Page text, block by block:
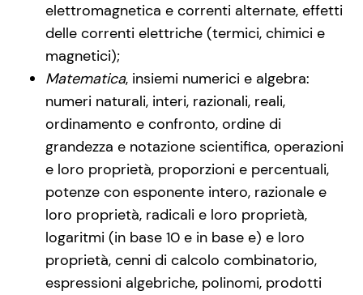
elettromagnetica e correnti alternate, effetti
delle correnti elettriche (termici, chimici e
magnetici);
Matematica, insiemi numerici e algebra:
numeri naturali, interi, razionali, reali,
ordinamento e confronto, ordine di
grandezza e notazione scientifica, operazioni
e loro proprietà, proporzioni e percentuali,
potenze con esponente intero, razionale e
loro proprietà, radicali e loro proprietà,
logaritmi (in base 10 e in base e) e loro
proprietà, cenni di calcolo combinatorio,
espressioni algebriche, polinomi, prodotti